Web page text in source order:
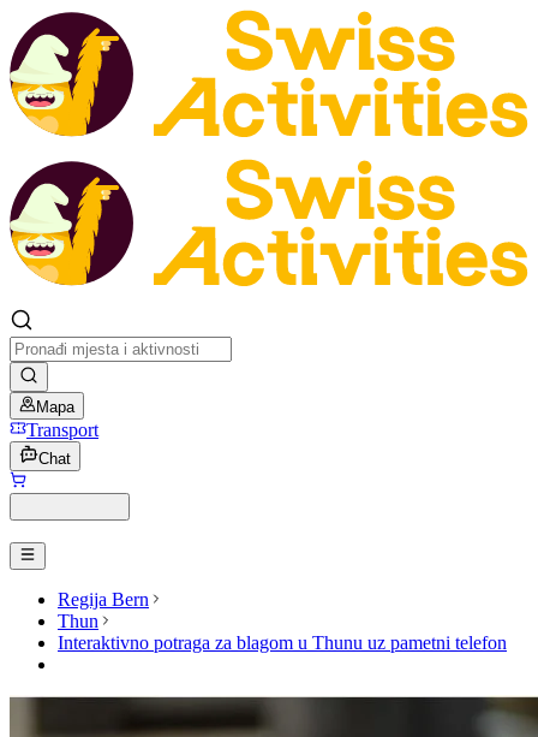
Mapa
Transport
Chat
Regija Bern
Thun
Interaktivno potraga za blagom u Thunu uz pametni telefon